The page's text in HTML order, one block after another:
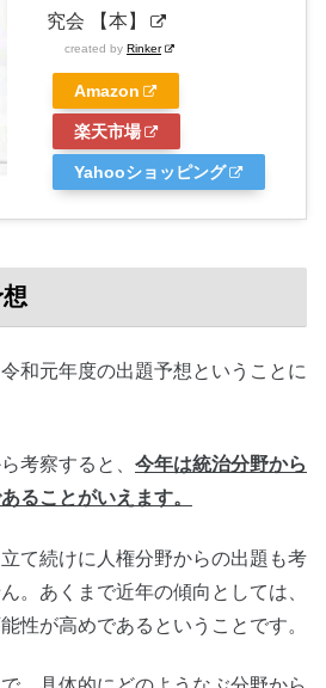
究会 【本】
created by Rinker
Amazon
楽天市場
Yahooショッピング
和元年度の出題予想ということに
考察すると、 今年は統治分野から
ることがいえます。
て続けに人権分野からの出題も考
。あくまで近年の傾向としては、
性が高めであるということです。